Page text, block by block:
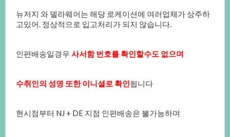
뉴저지와델라웨어는해당로케이션에여러업체가상주하
고있어.정상적으로입고처리가되지않습니다.
인편배송일경우 사서함번호를확인할수도없으며
수취인의성명또한이니셜로확인됩니다
현시점부터NJ+DE지점인편배송은불가능하며